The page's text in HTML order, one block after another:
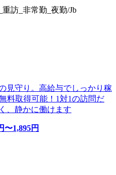
訪_非常勤_夜勤/Jb
見守り。高給与でしっかり稼
料取得可能！1対1の訪問だ
、静かに働けます
〜1,895円